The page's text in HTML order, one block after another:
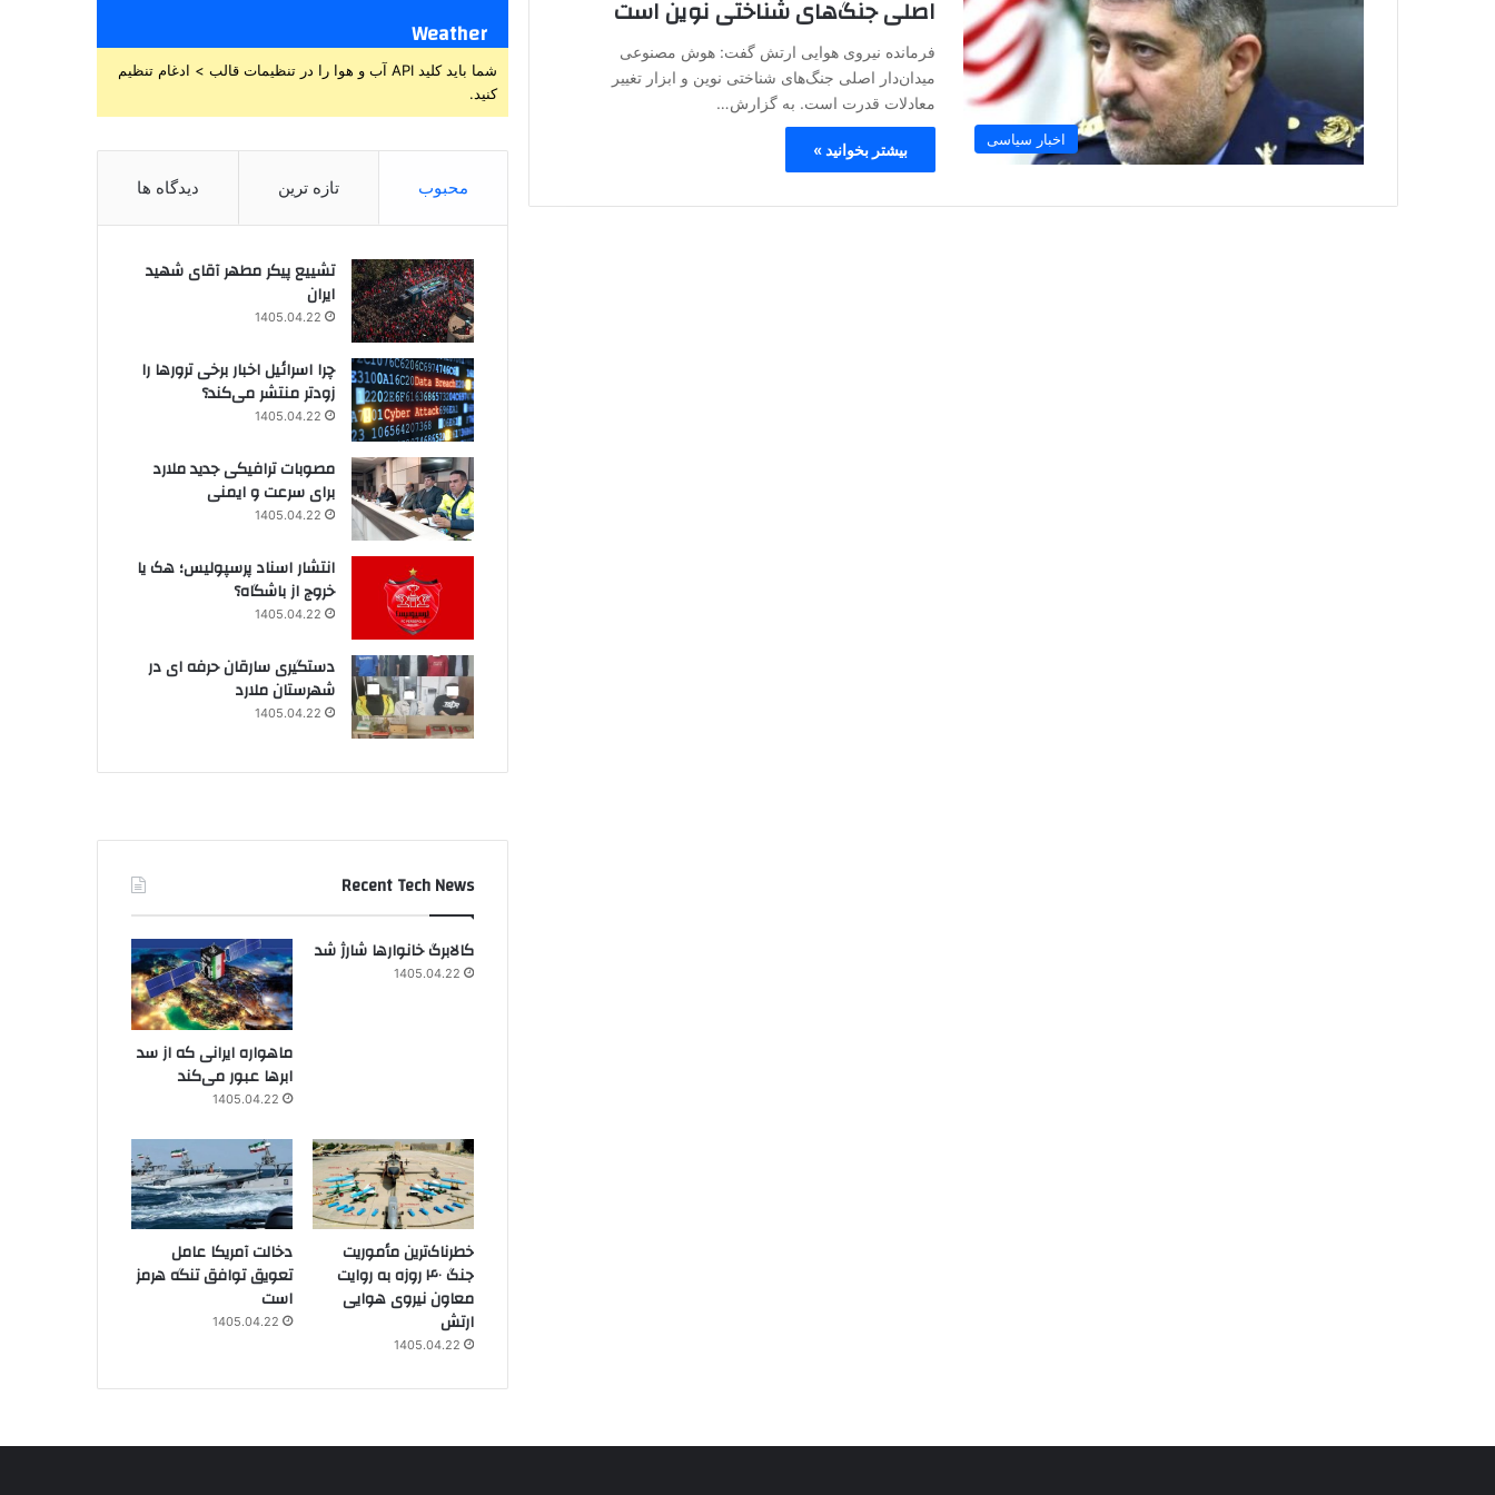
اخبار سیاسی
اصلی جنگ‌های شناختی نوین است
فرمانده نیروی هوایی ارتش گفت: هوش مصنوعی
میدان‌دار اصلی جنگ‌های شناختی نوین و ابزار تغییر
معادلات قدرت است. به گزارش…
بیشتر بخوانید »
Weather
شما باید کلید API آب و هوا را در تنظیمات قالب > ادغام تنظیم
کنید.
محبوب تازه ترین دیدگاه ها
تشییع پیکر مطهر آقای شهید
ایران
1405.04.22
چرا اسرائیل اخبار برخی ترورها را
زودتر منتشر می‌کند؟
1405.04.22
مصوبات ترافیکی جدید ملارد
برای سرعت و ایمنی
1405.04.22
انتشار اسناد پرسپولیس؛ هک یا
خروج از باشگاه؟
1405.04.22
دستگیری سارقان حرفه ای در
شهرستان ملارد
1405.04.22
Recent Tech News
کالابرگ خانوارها شارژ شد
1405.04.22
ماهواره ایرانی که از سد
ابرها عبور می‌کند
1405.04.22
خطرناک‌ترین مأموریت
جنگ ۴۰ روزه به روایت
معاون نیروی هوایی
ارتش
1405.04.22
دخالت آمریکا عامل
تعویق توافق تنگه هرمز
است
1405.04.22